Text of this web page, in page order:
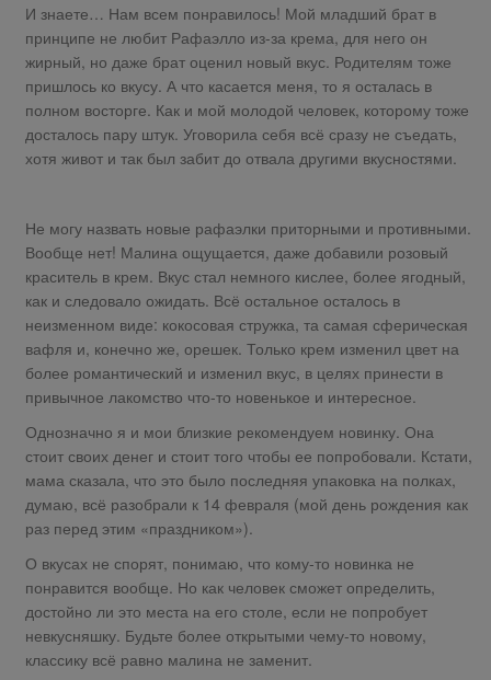
И знаете… Нам всем понравилось! Мой младший брат в
принципе не любит Рафаэлло из-за крема, для него он
жирный, но даже брат оценил новый вкус. Родителям тоже
пришлось ко вкусу. А что касается меня, то я осталась в
полном восторге. Как и мой молодой человек, которому тоже
досталось пару штук. Уговорила себя всё сразу не съедать,
хотя живот и так был забит до отвала другими вкусностями.
Не могу назвать новые рафаэлки приторными и противными.
Вообще нет! Малина ощущается, даже добавили розовый
краситель в крем. Вкус стал немного кислее, более ягодный,
как и следовало ожидать. Всё остальное осталось в
неизменном виде: кокосовая стружка, та самая сферическая
вафля и, конечно же, орешек. Только крем изменил цвет на
более романтический и изменил вкус, в целях принести в
привычное лакомство что-то новенькое и интересное.
Однозначно я и мои близкие рекомендуем новинку. Она
стоит своих денег и стоит того чтобы ее попробовали. Кстати,
мама сказала, что это было последняя упаковка на полках,
думаю, всё разобрали к 14 февраля (мой день рождения как
раз перед этим «праздником»).
О вкусах не спорят, понимаю, что кому-то новинка не
понравится вообще. Но как человек сможет определить,
достойно ли это места на его столе, если не попробует
невкусняшку. Будьте более открытыми чему-то новому,
классику всё равно малина не заменит.